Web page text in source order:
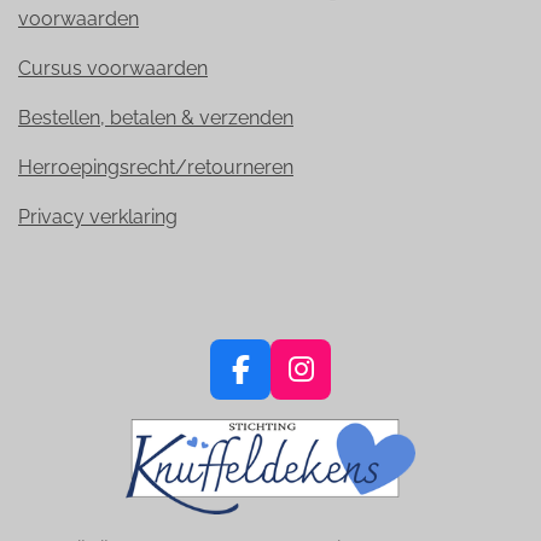
voorwaarden
Cursus voorwaarden
Bestellen, betalen & verzenden
Herroepingsrecht/retourneren
Privacy verklaring
F
c
e
b
I
s
t
a